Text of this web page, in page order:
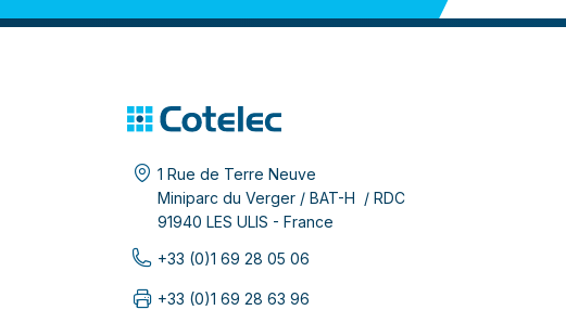
1 Rue de Terre Neuve
Miniparc du Verger / BAT-H / RDC
91940 LES ULIS - France
+33 (0)1 69 28 05 06
+33 (0)1 69 28 63 96